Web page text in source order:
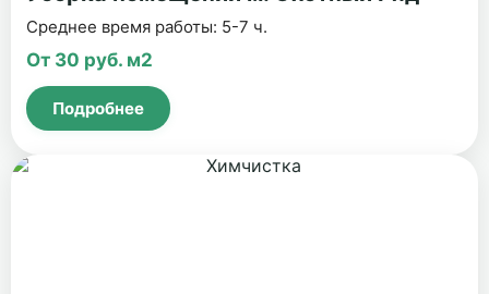
Среднее время работы: 5-7 ч.
От 30 руб. м2
Подробнее